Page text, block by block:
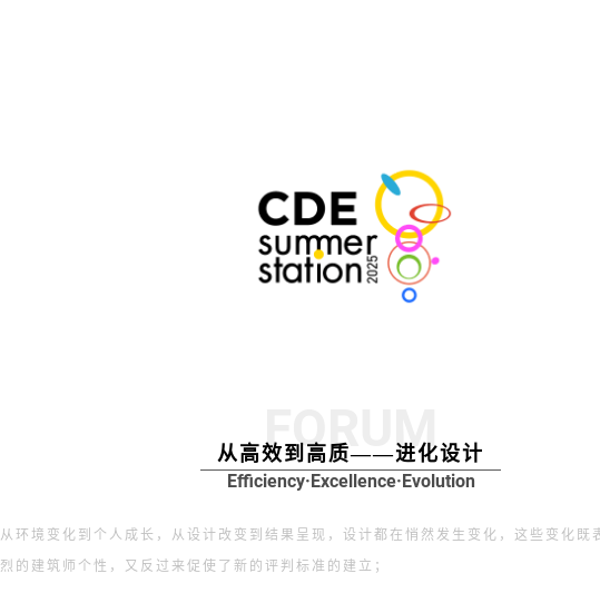
FORUM
从高效到高质——进化设计
Efficiency·Excellence·Evolution
从环境变化到个⼈成长，从设计改变到结果呈现，设计都在悄然发⽣变化，这些变化既
烈的建筑师个性，又反过来促使了新的评判标准的建立；